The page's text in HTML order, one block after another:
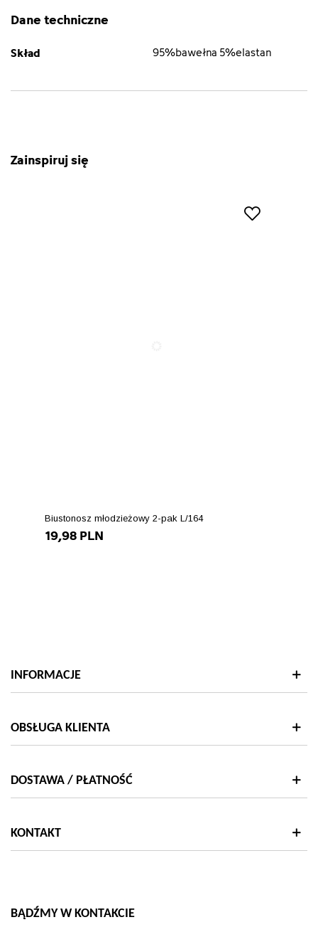
Dane techniczne
Skład 95%bawełna 5%elastan
Zainspiruj się
Biustonosz młodzieżowy 2-pak L/164
19,98 PLN
INFORMACJE
OBSŁUGA KLIENTA
DOSTAWA / PŁATNOŚĆ
KONTAKT
BĄDŹMY W KONTAKCIE